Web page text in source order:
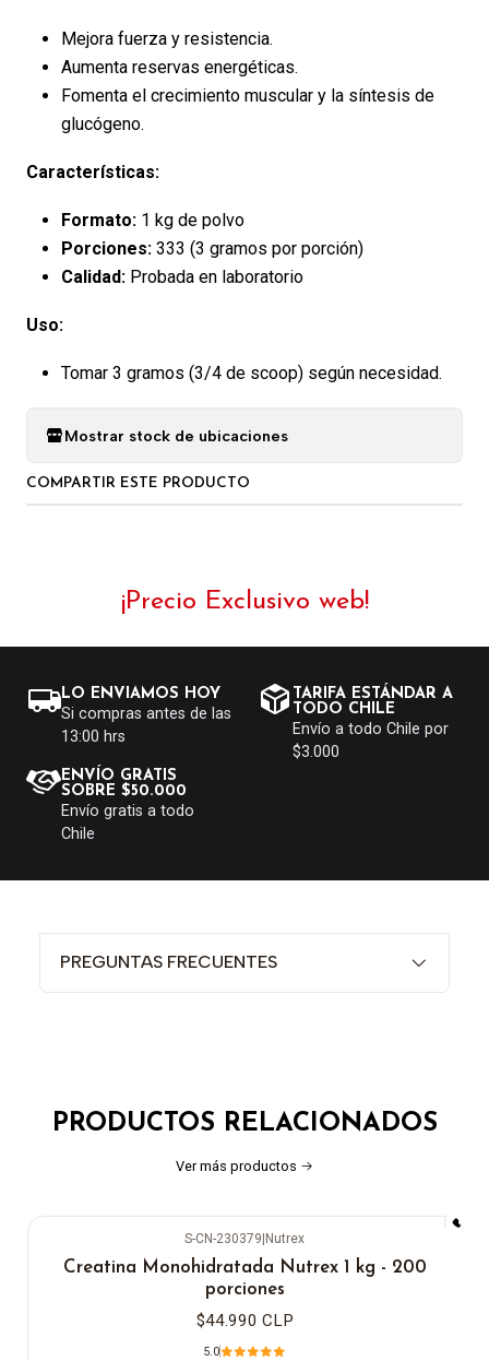
Mejora fuerza y resistencia.
Aumenta reservas energéticas.
Fomenta el crecimiento muscular y la síntesis de
glucógeno.
Características:
Formato: 1 kg de polvo
Porciones: 333 (3 gramos por porción)
Calidad: Probada en laboratorio
Uso:
Tomar 3 gramos (3/4 de scoop) según necesidad.
Mostrar stock de ubicaciones
COMPARTIR ESTE PRODUCTO
¡Precio Exclusivo web!
LO ENVIAMOS HOY
Si compras antes de las
13:00 hrs
TARIFA ESTÁNDAR A
TODO CHILE
Envío a todo Chile por
$3.000
ENVÍO GRATIS
SOBRE $50.000
Envío gratis a todo
Chile
PREGUNTAS FRECUENTES
PRODUCTOS RELACIONADOS
Ver más productos
S-CN-230379|Nutrex
Creatina Monohidratada Nutrex 1 kg - 200
porciones
$44.990 CLP
5.0